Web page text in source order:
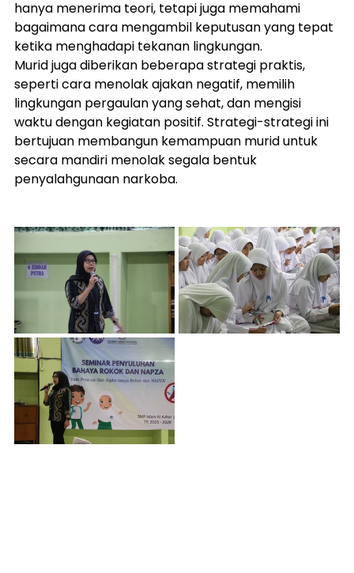
hanya menerima teori, tetapi juga memahami
bagaimana cara mengambil keputusan yang tepat
ketika menghadapi tekanan lingkungan.
Murid juga diberikan beberapa strategi praktis,
seperti cara menolak ajakan negatif, memilih
lingkungan pergaulan yang sehat, dan mengisi
waktu dengan kegiatan positif. Strategi-strategi ini
bertujuan membangun kemampuan murid untuk
secara mandiri menolak segala bentuk
penyalahgunaan narkoba.